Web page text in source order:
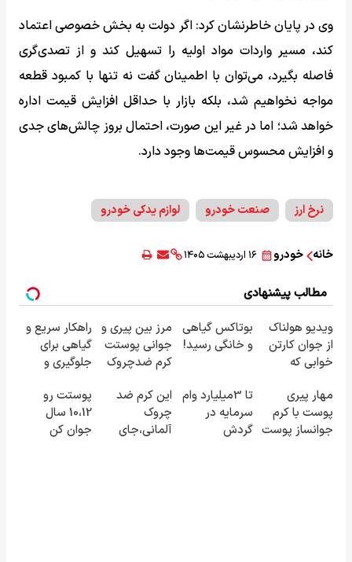
وی در پایان خاطرنشان کرد: اگر دولت به بخش خصوصی اعتماد
کند، مسیر واردات مواد اولیه را تسهیل کند و از تصدی‌گری
فاصله بگیرد، می‌توان با اطمینان گفت نه تنها با کمبود قطعه
مواجه نخواهیم شد، بلکه بازار با حداقل افزایش قیمت اداره
خواهد شد؛ اما در غیر این صورت، احتمال بروز چالش‌های جدی
و افزایش محسوس قیمت‌ها وجود دارد.
نرخ ارز صنعت خودرو لوازم یدکی خودرو
خانه خودرو ۱۶ اردیبهشت ۱۴۰۵
مطالب پیشنهادی
ویدیو هولناک
از جوان کارتن
خوابی که
آموزش رایگان
بوتاکس گیاهی
و خانگی رسید!
مرز بین پیری و
جوانی پوستت
کرم ضدچروک
راهکار سریع و
گیاهی برای
جلوگیری و
پوست
مهار پیری
پوست با کرم
جوانساز پوست
تا 3میلیارد وام
سرمایه در
گردش
این کرم ضد
چروک
آلمانی،جای
پوستت رو
10،12 سال
جوان کن